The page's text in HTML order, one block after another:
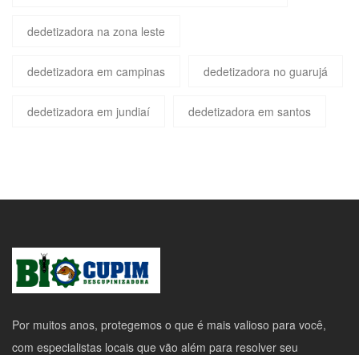
dedetizadora na zona leste
dedetizadora em campinas dedetizadora no guarujá
dedetizadora em jundiaí dedetizadora em santos
Por muitos anos, protegemos o que é mais valioso para você,
com especialistas locais que vão além para resolver seu